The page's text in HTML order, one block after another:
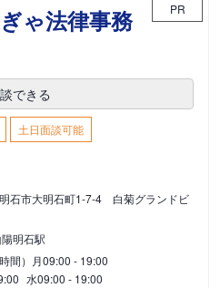
ゃ法律事務
PR
できる
土日面談可能
石市大明石町1-7-4 白菊グランドビ
明石駅
間） 月09:00 - 19:00
水09:00 - 19:00